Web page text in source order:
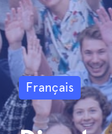
Français